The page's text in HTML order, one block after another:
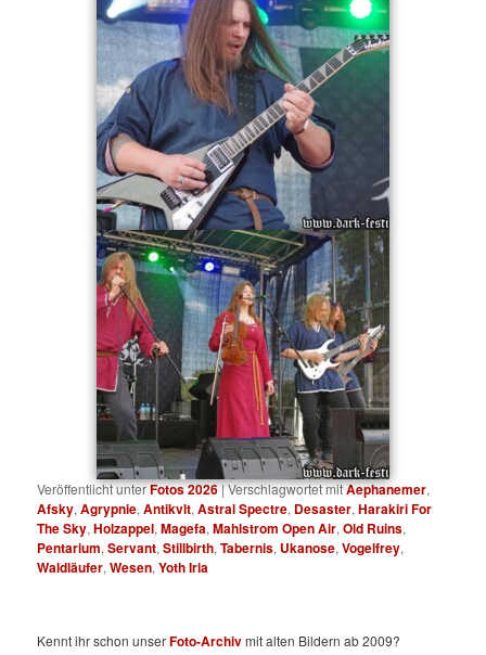
Veröffentlicht unterFotos 2026|Verschlagwortet mitAephanemer,
Afsky,Agrypnie,Antikvlt,Astral Spectre, Desaster,Harakiri For
The Sky,Holzappel,Magefa,Mahlstrom Open Air,Old Ruins,
Pentarium,Servant,Stillbirth,Tabernis, Ukanose,Vogelfrey,
Waldläufer,Wesen,Yoth Iria
Kennt ihr schon unserFoto-Archivmit alten Bildern ab 2009?